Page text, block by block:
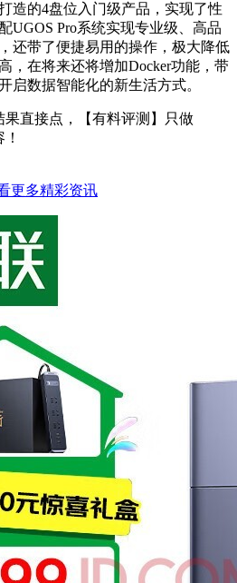
造的4盘位入门级产品，实现了性
UGOS Pro系统实现专业级、高品
还带了便捷易用的操作，极大降低
，在将来还将增加Docker功能，带
启数据智能化的新生活方式。
果直接点，【有料评测】只做
更多精彩资讯